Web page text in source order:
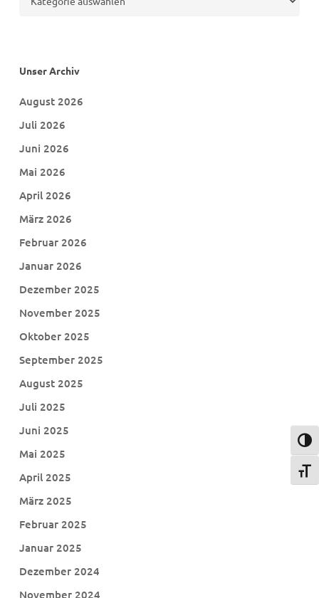
Unser Archiv
August 2026
Juli 2026
Juni 2026
Mai 2026
April 2026
März 2026
Februar 2026
Januar 2026
Dezember 2025
November 2025
Oktober 2025
September 2025
August 2025
Juli 2025
Juni 2025
Mai 2025
April 2025
März 2025
Februar 2025
Januar 2025
Dezember 2024
November 2024